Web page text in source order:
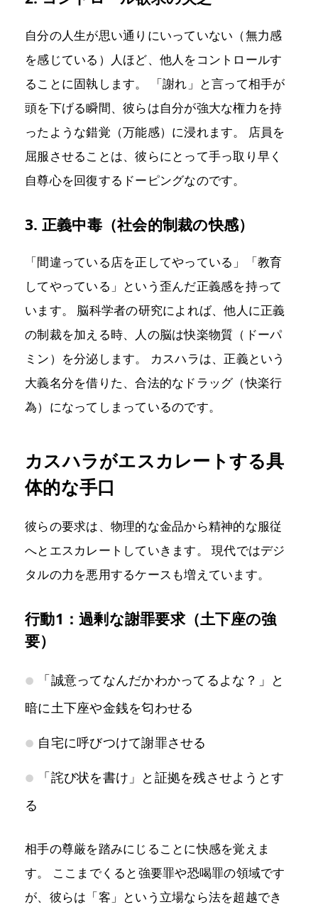
自分の人生が思い通りにいっていない（無力感
を感じている）人ほど、他人をコントロールす
ることに固執します。 「謝れ」と言って相手が
頭を下げる瞬間、彼らは自分が強大な権力を持
ったような錯覚（万能感）に浸れます。 店員を
屈服させることは、彼らにとって手っ取り早く
自尊心を回復するドーピングなのです。
3. 正義中毒（社会的制裁の快感）
「間違っている店を正してやっている」「教育
してやっている」という歪んだ正義感を持って
います。 脳科学者の研究によれば、他人に正義
の制裁を加える時、人の脳は快楽物質（ドーパ
ミン）を分泌します。 カスハラは、正義という
大義名分を借りた、合法的なドラッグ（快楽行
為）になってしまっているのです。
カスハラがエスカレートする具
体的な手口
彼らの要求は、物理的な金品から精神的な服従
へとエスカレートしていきます。 現代ではデジ
タルの力を悪用するケースも増えています。
行動1：過剰な謝罪要求（土下座の強
要）
「誠意ってなんだかわかってるよな？」と
暗に土下座や金銭を匂わせる
自宅に呼びつけて謝罪させる
「詫び状を書け」と証拠を残させようとす
る
相手の尊厳を踏みにじることに快感を覚えま
す。 ここまでくると強要罪や恐喝罪の領域です
が、彼らは「客」という立場なら法を超越でき